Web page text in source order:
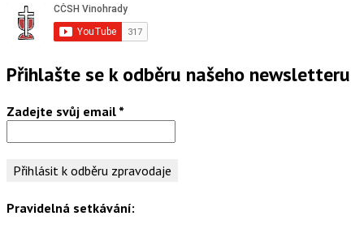
Přihlašte se k odběru našeho newsletteru
Zadejte svůj email *
Pravidelná setkávání: